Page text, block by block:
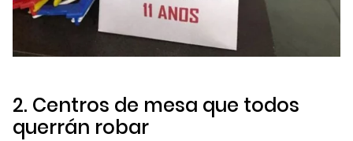
2. Centros de mesa que todos
querrán robar